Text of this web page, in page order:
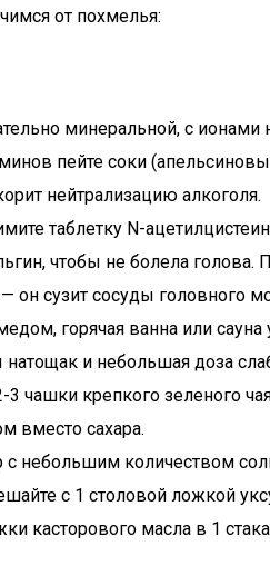
от похмелья:
минеральной, с ионами
пейте соки
нейтрализацию алкоголя.
таблетку N-
чтобы не болела голова.
он сузит сосуды головного
горячая ванна или
и небольшая доза
3 чашки крепкого зеленого
вместо сахара.
небольшим количеством
с 1 столовой ложкой
касторового масла в 1